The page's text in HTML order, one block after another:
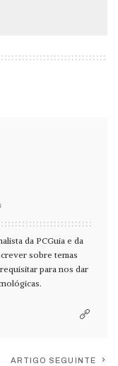
da PCGuia e da
sobre temas
para nos dar
ARTIGO SEGUINTE